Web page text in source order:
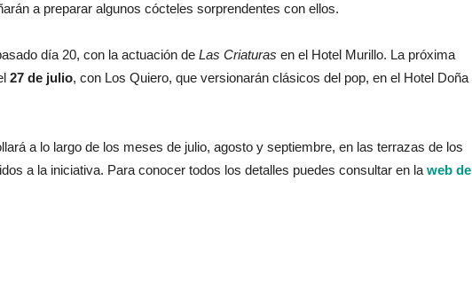
a preparar algunos cócteles sorprendentes con ellos.
día 20, con la actuación de Las Criaturas en el Hotel Murillo. La próxima
27 de julio, con Los Quiero, que versionarán clásicos del pop, en el Hotel Doña
a lo largo de los meses de julio, agosto y septiembre, en las terrazas de los
a la iniciativa. Para conocer todos los detalles puedes consultar en laweb de